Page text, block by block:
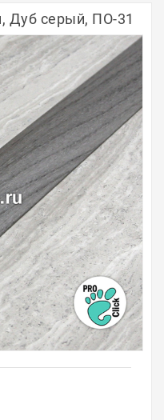
Дуб серый, ПО-31